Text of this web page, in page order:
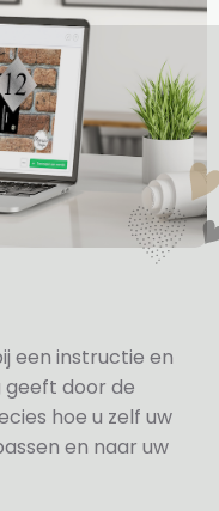
een instructie en
geeft door de
hoe u zelf uw
en naar uw